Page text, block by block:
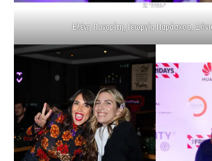
Ελένη Παναρίτη, Γεωργία Παράσχου,